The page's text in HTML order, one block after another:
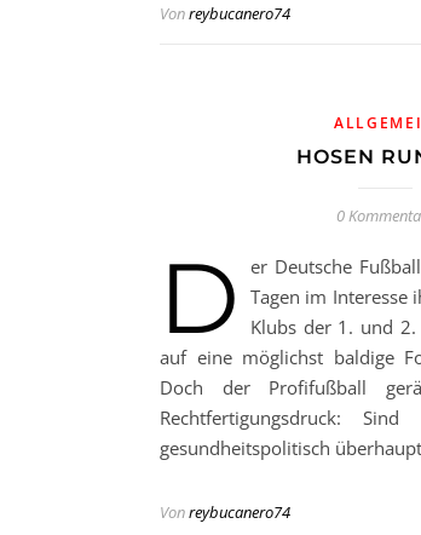
Vonreybucanero74
HOSEN
0
D
er Deutsche
Tagen im Interesse
Klubs der 1. und
auf eine möglichst baldige
Doch der Profifußball
Rechtfertigungsdruck:
gesundheitspolitisch
Vonreybucanero74